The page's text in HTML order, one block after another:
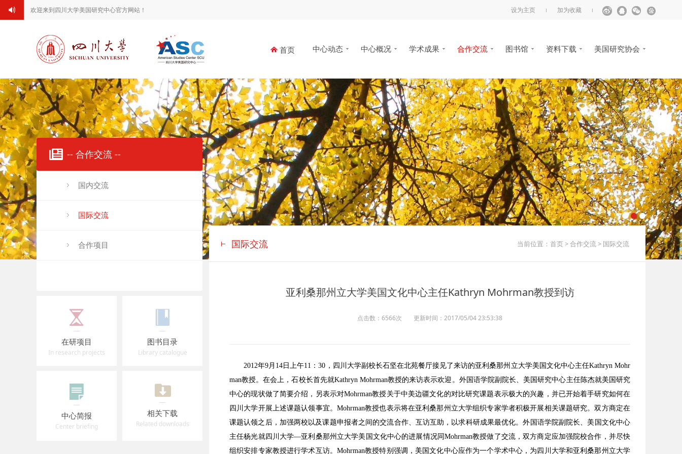
欢迎来到四川大学美国研究中心官方网站！ 设为主页 加为收藏
首页 中心动态 中心概况 学术成果 合作交流 图书馆 资料下载 美国研究协会
-- 合作交流 --
国内交流
国际交流
合作项目
在研项目
In research projects
图书目录
Library catalogue
中心简报
Center briefing
相关下载
Related downloads
国际交流 当前位置： 首页>合作交流> 国际交流
亚利桑那州立大学美国文化中心主任Kathryn Mohrman教授到访
点击数：6566次 更新时间：2017/05/04 23:53:38
2012年9月14日上午11：30，四川大学副校长石坚在北苑餐厅接见了来访的亚利桑那州立大学美国文化中心主任Kathryn Mohr
man教授。在会上，石校长首先就Kathryn Mohrman教授的来访表示欢迎。外国语学院副院长、美国研究中心主任陈杰就美国研究
中心的现状做了简要介绍，另表示对Mohrman教授关于中美边疆文化的对比研究课题表示极大的兴趣，并已开始着手研究如何在
四川大学开展上述课题认领事宜。Mohrman教授也表示将在亚利桑那州立大学组织专家学者积极开展相关课题研究。双方商定在
课题认领之后，加强两校以及课题申报者之间的交流合作、互访互助，以求科研成果最优化。外国语学院副院长、美国文化中心
主任杨光就四川大学—亚利桑那州立大学美国文化中心的进展情况同Mohrman教授做了交流，双方商定应加强院校合作，并尽快
组织安排专家教授进行学术互访。Mohrman教授特别强调，美国文化中心应作为一个学术中心，为四川大学和亚利桑那州立大学